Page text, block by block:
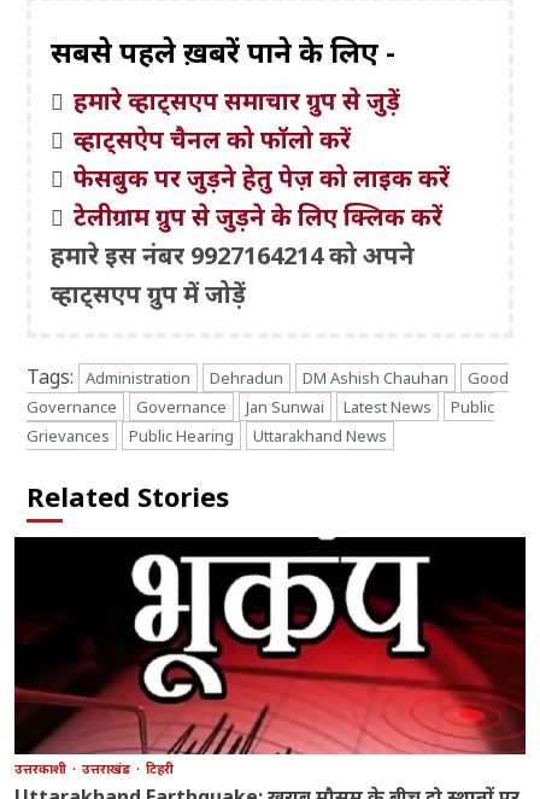
सबसे पहले ख़बरें पाने के लिए -
हमारे व्हाट्सएप समाचार ग्रुप से जुड़ें
व्हाट्सऐप चैनल को फॉलो करें
फेसबुक पर जुड़ने हेतु पेज़ को लाइक करें
टेलीग्राम ग्रुप से जुड़ने के लिए क्लिक करें
हमारे इस नंबर 9927164214 को अपने
व्हाट्सएप ग्रुप में जोड़ें
Tags: Administration Dehradun DM Ashish Chauhan
Good
Governance
Governance Jan Sunwai Latest News
Public
Grievances
Public Hearing Uttarakhand News
Related Stories
उत्तरकाशी उत्तराखंड टिहरी